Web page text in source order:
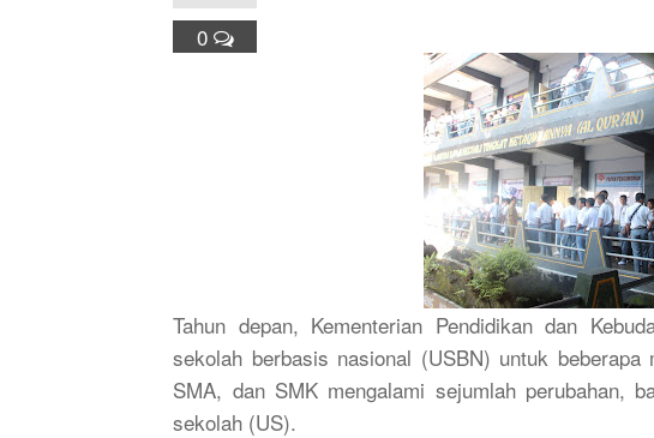
0
Tahun depan, Kementerian Pendidikan dan
sekolah berbasis nasional (USBN) untuk
SMA, dan SMK mengalami sejumlah perubahan,
sekolah (US).